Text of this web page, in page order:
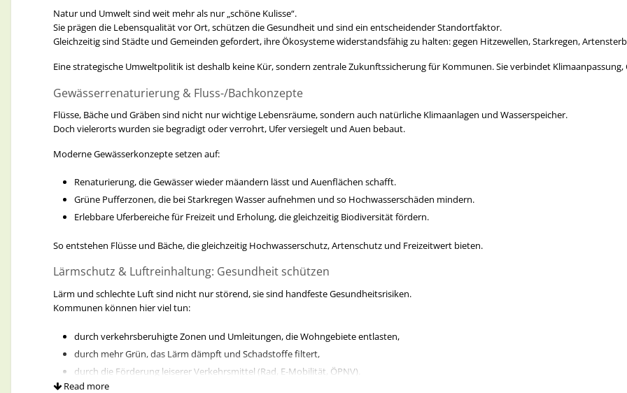
Detlef Kahrs
Detlef Kahrs
Sie wird von mirmoderiert, visualisiert und umfassend dokumentiert
Erkenntnisse der„Zukunftswerkstatt Kommunen (ZWK)“, die zwischen 2016 und 2024 mit insgesamt 50 Modellkommunen
Handlungsoptionen für Ihre Kommune eröffnet.
Teerhof 59 | D-28199 Bremen | fon +49 - (0)421 - 6996034 | PC-Fax +49 - (0)3212-1011493 | mobil +49 - (0)177 - 6517040
mail:
info@wissensbilanz.deweb: www.wissensbilanz.de
Natur und Umwelt sind weit mehr als nur „schöne Kulisse“.
Sie prägen die Lebensqualität vor Ort, schützen die Gesundheit und sind ein entscheidender Standortfaktor.
Gleichzeitig sind Städte und Gemeinden gefordert, ihre Ökosysteme widerstandsfähig zu halten: gegen Hitzewellen, Starkregen,
Eine strategische Umweltpolitik ist deshalb keine Kür, sondern zentrale Zukunftssicherung für Kommunen. Sie verbindet
Gewässerrenaturierung & Fluss-/Bachkonzepte
Flüsse, Bäche und Gräben sind nicht nur wichtige Lebensräume, sondern auch natürliche Klimaanlagen und Wasserspeicher.
Doch vielerorts wurden sie begradigt oder verrohrt, Ufer versiegelt und Auen bebaut.
Moderne Gewässerkonzepte setzen auf:
Renaturierung, die Gewässer wieder mäandern lässt und Auenflächen schafft.
Grüne Pufferzonen, die bei Starkregen Wasser aufnehmen und so Hochwasserschäden mindern.
Erlebbare Uferbereiche für Freizeit und Erholung, die gleichzeitig Biodiversität fördern.
So entstehen Flüsse und Bäche, die gleichzeitig Hochwasserschutz, Artenschutz und Freizeitwert bieten.
Lärmschutz & Luftreinhaltung: Gesundheit schützen
Lärm und schlechte Luft sind nicht nur störend, sie sind handfeste Gesundheitsrisiken.
Kommunen können hier viel tun:
durch verkehrsberuhigte Zonen und Umleitungen, die Wohngebiete entlasten,
durch mehr Grün, das Lärm dämpft und Schadstoffe filtert,
durch die Förderung leiserer Verkehrsmittel (Rad, E-Mobilität, ÖPNV).
Read more